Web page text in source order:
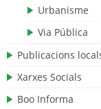
Urbanisme
Via Pública
Publicacions
Xarxes Socials
Boo Informa